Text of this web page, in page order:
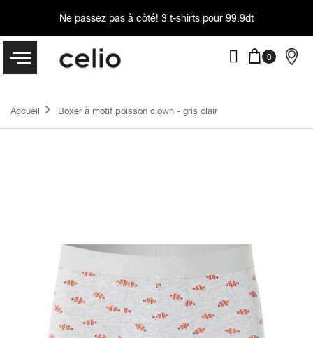
Ne passez pas à côté! 3 t-shirts pour 99.9dt
Accueil Boxer à motif poisson clown - gris clair